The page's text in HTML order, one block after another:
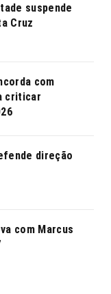
suspende
Cruz
com
criticar
direção
com Marcus